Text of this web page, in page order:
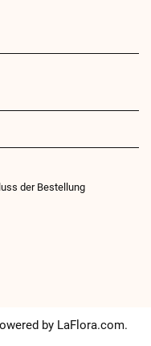
der Bestellung
der Möglichkeiten
by LaFlora.com.